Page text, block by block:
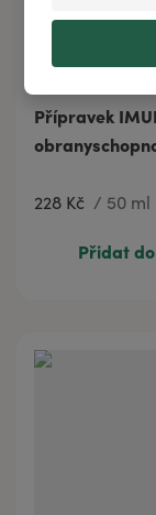
Přípravek
228 Kč / 50 ml
343 Kč
Přidat